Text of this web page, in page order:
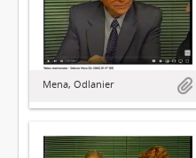
Mena, Odlanier